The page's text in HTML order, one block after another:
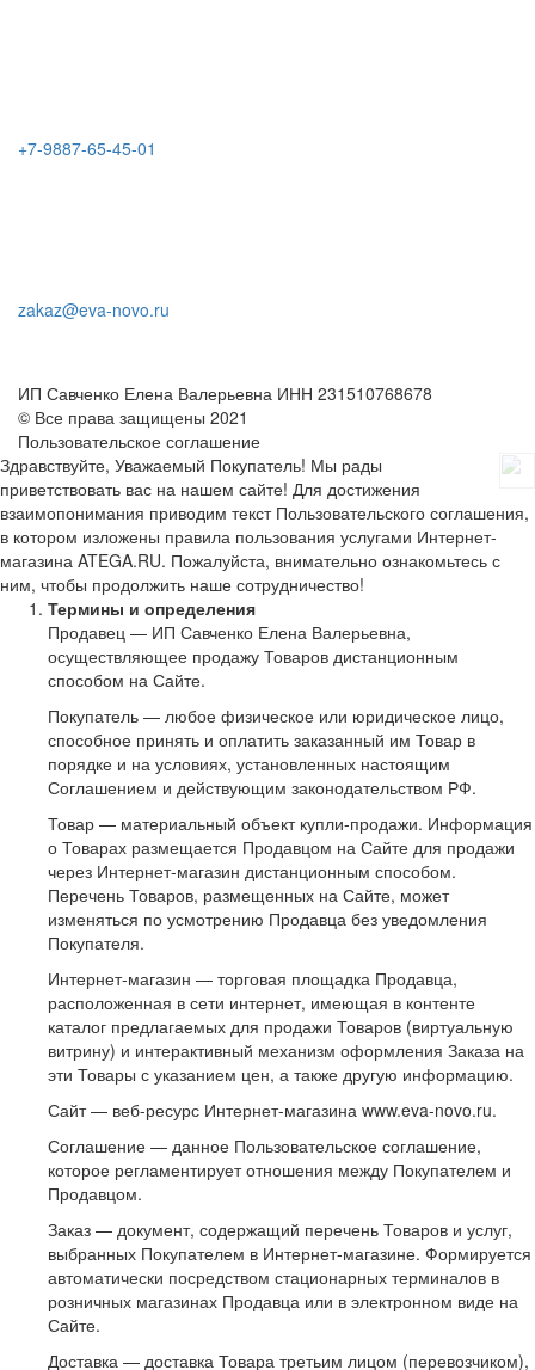
+7-9887-65-45-01
zakaz@eva-novo.ru
ИП Савченко Елена Валерьевна ИНН 231510768678
© Все права защищены 2021
Пользовательское соглашение
Здравствуйте, Уважаемый Покупатель! Мы рады
приветствовать вас на нашем сайте! Для достижения
взаимопонимания приводим текст Пользовательского соглашения,
в котором изложены правила пользования услугами Интернет-
магазина ATEGA.RU. Пожалуйста, внимательно ознакомьтесь с
ним, чтобы продолжить наше сотрудничество!
Термины и определения
Продавец — ИП Савченко Елена Валерьевна,
осуществляющее продажу Товаров дистанционным
способом на Сайте.
Покупатель — любое физическое или юридическое лицо,
способное принять и оплатить заказанный им Товар в
порядке и на условиях, установленных настоящим
Соглашением и действующим законодательством РФ.
Товар — материальный объект купли-продажи. Информация
о Товарах размещается Продавцом на Сайте для продажи
через Интернет-магазин дистанционным способом.
Перечень Товаров, размещенных на Сайте, может
изменяться по усмотрению Продавца без уведомления
Покупателя.
Интернет-магазин — торговая площадка Продавца,
расположенная в сети интернет, имеющая в контенте
каталог предлагаемых для продажи Товаров (виртуальную
витрину) и интерактивный механизм оформления Заказа на
эти Товары с указанием цен, а также другую информацию.
Сайт — веб-ресурс Интернет-магазина www.eva-novo.ru.
Соглашение — данное Пользовательское соглашение,
которое регламентирует отношения между Покупателем и
Продавцом.
Заказ — документ, содержащий перечень Товаров и услуг,
выбранных Покупателем в Интернет-магазине. Формируется
автоматически посредством стационарных терминалов в
розничных магазинах Продавца или в электронном виде на
Сайте.
Доставка — доставка Товара третьим лицом (перевозчиком),